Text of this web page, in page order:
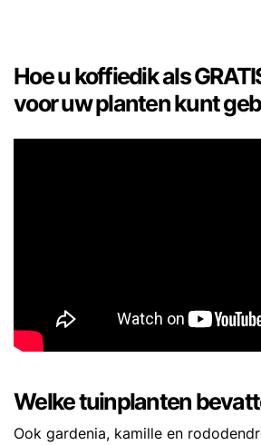
Hoe u koffiedik als
voor uw planten kunt
Welke tuinplanten
Ook gardenia, kamille en